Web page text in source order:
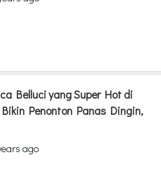
Belluci yang Super Hot di
Penonton Panas Dingin,
ago